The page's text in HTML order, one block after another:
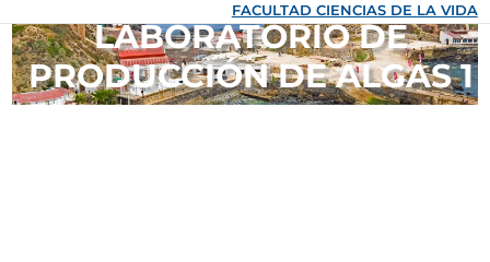
FACULTAD CIENCIAS DE LA VIDA
LABORATORIO DE
PRODUCCIÓN DE ALGAS 1